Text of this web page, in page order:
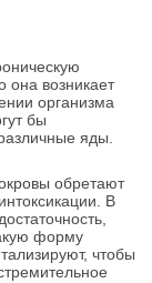
она возникает
организма
бы
яды.
обретают
В
форму
чтобы